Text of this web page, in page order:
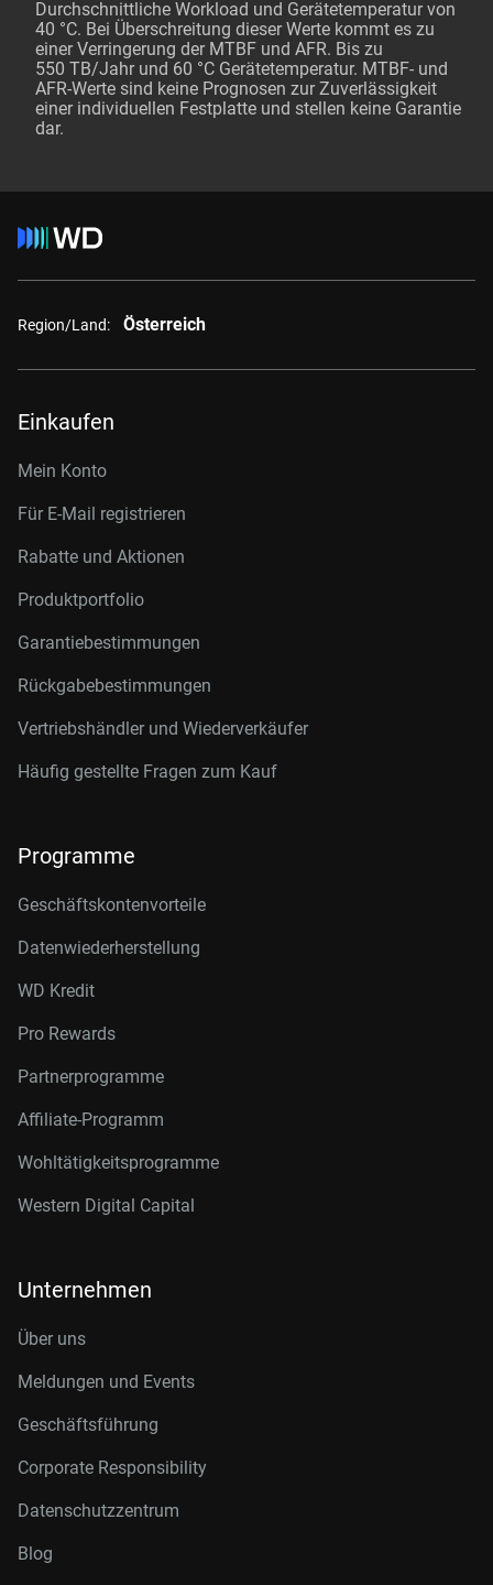
Durchschnittliche Workload und Gerätetemperatur von
40 °C. Bei Überschreitung dieser Werte kommt es zu
einer Verringerung der MTBF und AFR. Bis zu
550 TB/Jahr und 60 °C Gerätetemperatur. MTBF- und
AFR-Werte sind keine Prognosen zur Zuverlässigkeit
einer individuellen Festplatte und stellen keine Garantie
dar.
Region/Land: Österreich
Einkaufen
Mein Konto
Für E-Mail registrieren
Rabatte und Aktionen
Produktportfolio
Garantiebestimmungen
Rückgabebestimmungen
Vertriebshändler und Wiederverkäufer
Häufig gestellte Fragen zum Kauf
Programme
Geschäftskontenvorteile
Datenwiederherstellung
WD Kredit
Pro Rewards
Partnerprogramme
Affiliate-Programm
Wohltätigkeitsprogramme
Western Digital Capital
Unternehmen
Über uns
Meldungen und Events
Geschäftsführung
Corporate Responsibility
Datenschutzzentrum
Blog